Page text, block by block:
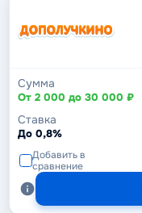
Сумма
От 2 000 до 30 000 ₽
Ставка
До 0,8%
Добавить в
сравнение